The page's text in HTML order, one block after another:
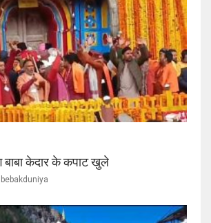
बाबा केदार के कपाट खुले
bebakduniya